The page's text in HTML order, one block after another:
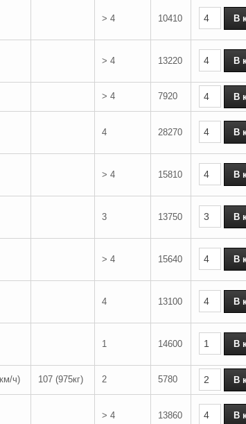
> 4 10410
> 4 13220
> 4 7920
4 28270
> 4 15810
3 13750
> 4 15640
4 13100
1 14600
ч) 107 (975кг) 2 5780
> 4 13860